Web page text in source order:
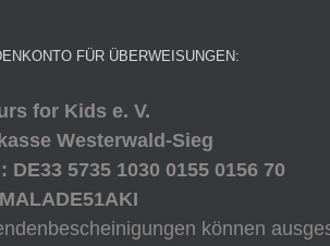
FÜR ÜBERWEISUNGEN:
for Kids e. V.
Westerwald-Sieg
DE33 5735 1030 0155 0156 70
können